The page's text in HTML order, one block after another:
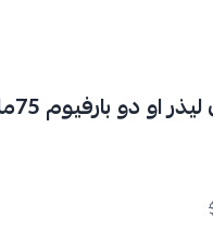
او دو بارفيوم 75مل